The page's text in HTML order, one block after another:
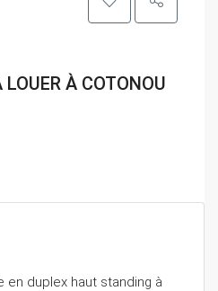
À COTONOU
en duplex haut standing à